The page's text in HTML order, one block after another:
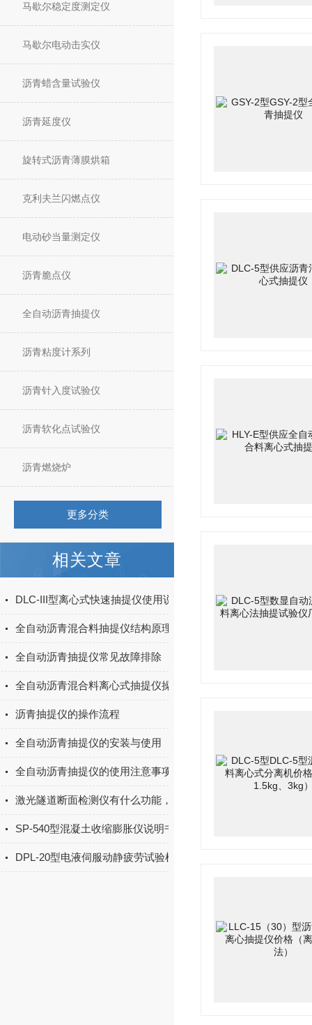
马歇尔稳定度测定仪
马歇尔电动击实仪
沥青蜡含量试验仪
沥青延度仪
旋转式沥青薄膜烘箱
克利夫兰闪燃点仪
电动砂当量测定仪
沥青脆点仪
全自动沥青抽提仪
沥青粘度计系列
沥青针入度试验仪
沥青软化点试验仪
沥青燃烧炉
更多分类
相关文章
DLC-III型离心式快速抽提仪使用说明书
全自动沥青混合料抽提仪结构原理简介
全自动沥青抽提仪常见故障排除
全自动沥青混合料离心式抽提仪操作规程
沥青抽提仪的操作流程
全自动沥青抽提仪的安装与使用
全自动沥青抽提仪的使用注意事项
激光隧道断面检测仪有什么功能，又是如何测量的
SP-540型混凝土收缩膨胀仪说明书
DPL-20型电液伺服动静疲劳试验机设备参数